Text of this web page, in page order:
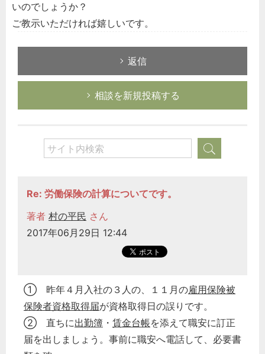
いのでしょうか？
ご教示いただければ嬉しいです。
返信
相談を新規投稿する
Re: 労働保険の計算についてです。
著者 村の平民 さん
2017年06月29日 12:44
① 昨年４月入社の３人の、１１月の雇用保険被
保険者資格取得届が資格取得日の誤りです。
② 直ちに出勤簿 ・ 賃金台帳を添えて職安に訂正
届を出しましょう。事前に職安へ電話して、必要書